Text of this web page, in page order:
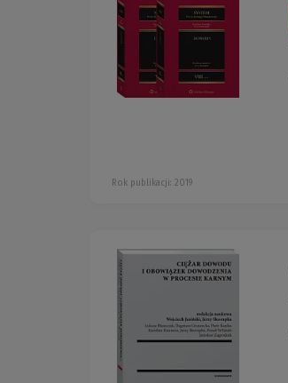
Rok publikacji: 2019